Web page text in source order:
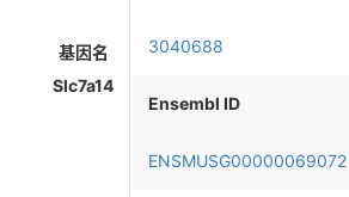
基因名
Slc7a14
3040688
Ensembl ID
ENSMUSG00000069072